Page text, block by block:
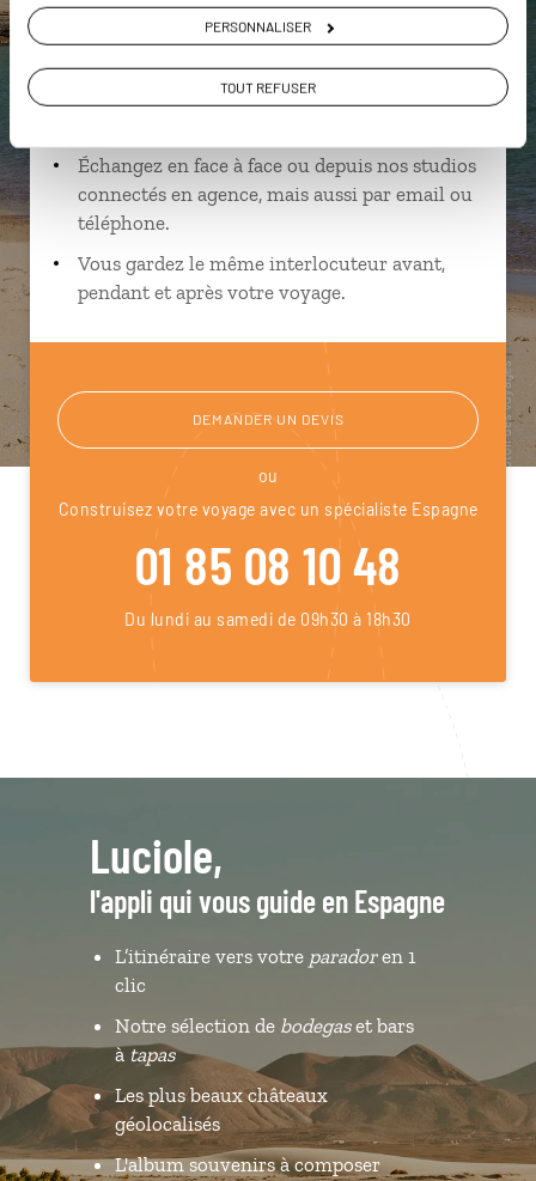
PERSONNALISER
TOUT REFUSER
Suivez vos envies et demandez conseils à nos
spécialistes
Ils sauront organiser votre itinéraire au plus
Échangez en face à face ou depuis nos studios
connectés en agence, mais aussi par email ou
téléphone.
Vous gardez le même interlocuteur avant,
pendant et après votre voyage.
DEMANDER UN DEVIS
ou
Construisez votre voyage avec un spécialiste Espagne
01 85 08 10 48
Du lundi au samedi de 09h30 à 18h30
Luciole,
l'appli qui vous guide en Espagne
L’itinéraire vers votre paradoren 1
clic
Notre sélection de bodegaset bars
àtapas
Les plus beaux châteaux
géolocalisés
L'album souvenirs à composer